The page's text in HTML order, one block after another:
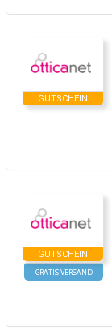
GUTSCHEIN
GUTSCHEIN
GRATIS VERSAND